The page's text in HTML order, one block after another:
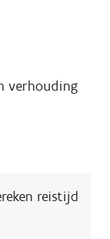
verhouding
reistijd